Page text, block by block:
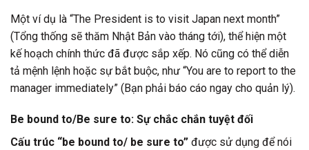
Một ví dụ là “The President is to visit Japan next month”
(Tổng thống sẽ thăm Nhật Bản vào tháng tới), thể hiện một
kế hoạch chính thức đã được sắp xếp. Nó cũng có thể diễn
tả mệnh lệnh hoặc sự bắt buộc, như “You are to report to the
manager immediately” (Bạn phải báo cáo ngay cho quản lý).
Be bound to/Be sure to: Sự chắc chắn tuyệt đối
Cấu trúc “be bound to/ be sure to” được sử dụng để nói